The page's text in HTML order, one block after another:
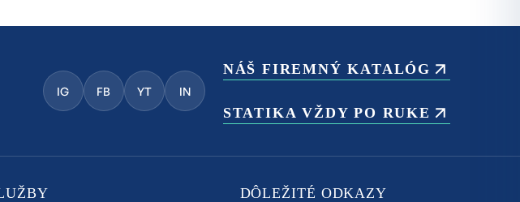
IG FB YT IN
NÁŠ FIREMNÝ KATALÓG
STATIKA VŽDY PO RUKE
DÔLEŽITÉ ODKAZY